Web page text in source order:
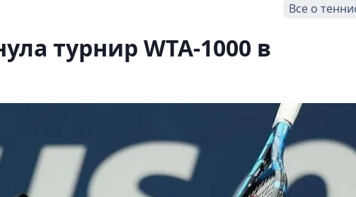
Все о
турнир WTA-1000 в